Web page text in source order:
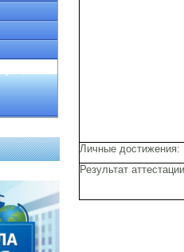
Личные достижения:
Результат